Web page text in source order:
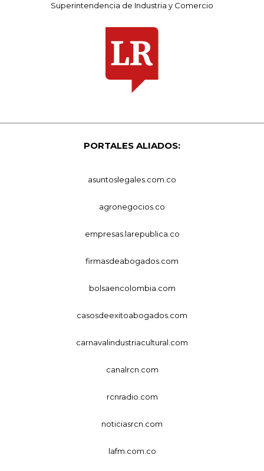
Superintendencia de Industria y Comercio
PORTALES ALIADOS:
asuntoslegales.com.co
agronegocios.co
empresas.larepublica.co
firmasdeabogados.com
bolsaencolombia.com
casosdeexitoabogados.com
carnavalindustriacultural.com
canalrcn.com
rcnradio.com
noticiasrcn.com
lafm.com.co